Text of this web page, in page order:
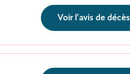
Voir l'avis de décès